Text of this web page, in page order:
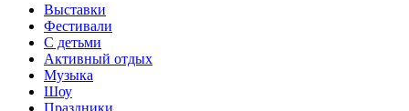
Выставки
Фестивали
С детьми
Активный отдых
Музыка
Шоу
Праздники